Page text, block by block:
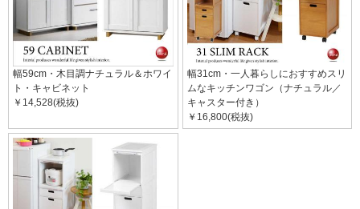
幅59cm・木目調ナチュラル＆ホワイ
ト・キャビネット
￥14,528(税抜)
幅31cm・一人暮らしにおすすめスリ
ムなキッチンワゴン（ナチュラル／
キャスター付き）
￥16,800(税抜)